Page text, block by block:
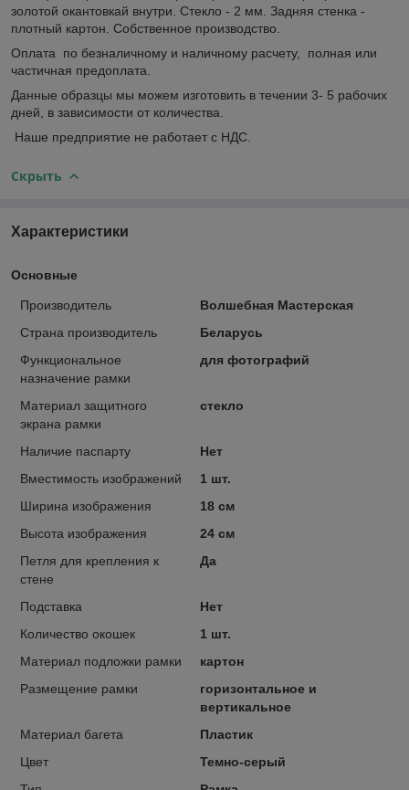
золотой окантовкай внутри. Стекло - 2 мм. Задняя стенка -
плотный картон. Собственное производство.
Оплата по безналичному и наличному расчету, полная или
частичная предоплата.
Данные образцы мы можем изготовить в течении 3- 5 рабочих
дней, в зависимости от количества.
Наше предприятие не работает с НДС.
Скрыть
Характеристики
Основные
Производитель
Волшебная Мастерская
Страна производитель
Беларусь
Функциональное
назначение рамки
для фотографий
Материал защитного
экрана рамки
стекло
Наличие паспарту
Нет
Вместимость изображений
1 шт.
Ширина изображения
18 см
Высота изображения
24 см
Петля для крепления к
стене
Да
Подставка
Нет
Количество окошек
1 шт.
Материал подложки рамки
картон
Размещение рамки
горизонтальное и
вертикальное
Материал багета
Пластик
Цвет
Темно-серый